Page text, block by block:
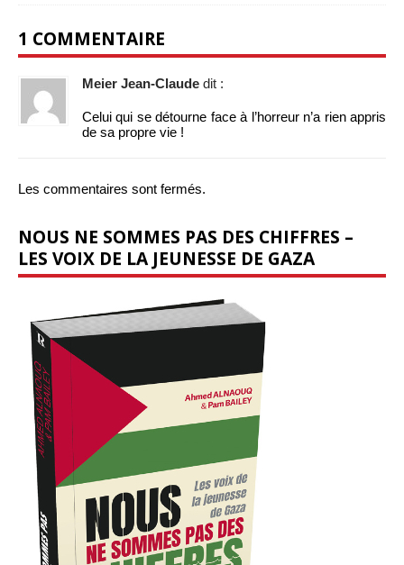
1 COMMENTAIRE
Meier Jean-Claude dit :
Celui qui se détourne face à l’horreur n’a rien appris
de sa propre vie !
Les commentaires sont fermés.
NOUS NE SOMMES PAS DES CHIFFRES –
LES VOIX DE LA JEUNESSE DE GAZA